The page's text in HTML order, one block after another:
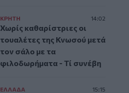
ΚΡΗΤΗ 14:02
Χωρίς καθαρίστριες οι
τουαλέτες της Κνωσού μετά
τον σάλο με τα
φιλοδωρήματα - Τί συνέβη
ΕΛΛAΔΑ 15:15